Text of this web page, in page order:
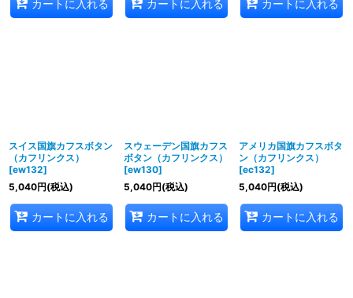
カートに入れる カートに入れる カートに入れる
スイス国旗カフスボタン
（カフリンクス）
[ew132]
5,040円(税込)
カートに入れる
スウェーデン国旗カフス
ボタン（カフリンクス）
[ew130]
5,040円(税込)
カートに入れる
アメリカ国旗カフスボタ
ン（カフリンクス）
[ec132]
5,040円(税込)
カートに入れる